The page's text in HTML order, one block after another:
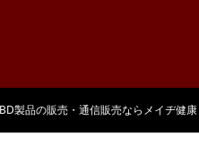
製品の販売・通信販売ならメイヂ健康